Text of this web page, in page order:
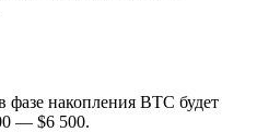
накопления BTC будет
— $6 500.